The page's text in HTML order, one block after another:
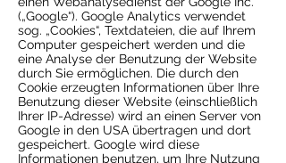
(„Google“). Google Analytics verwendet
sog. „Cookies“, Textdateien, die auf Ihrem
Computer gespeichert werden und die
eine Analyse der Benutzung der Website
durch Sie ermöglichen. Die durch den
Cookie erzeugten Informationen über Ihre
Benutzung dieser Website (einschließlich
Ihrer IP-Adresse) wird an einen Server von
Google in den USA übertragen und dort
gespeichert. Google wird diese
Informationen benutzen, um Ihre Nutzung